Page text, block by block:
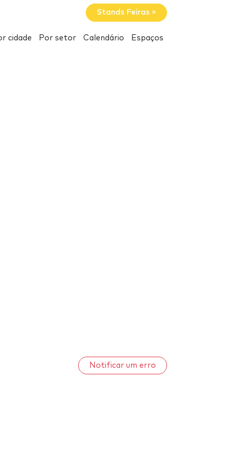
Stands Feiras »
cidade Por setor Calendário Espaços
Notificar um erro